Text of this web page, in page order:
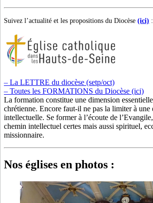
Suivez l’actualité et les propositions du Diocèse (ici) :
– La LETTRE du diocèse (setp/oct)
– Toutes les FORMATIONS du Diocèse (ici)
La formation constitue une dimension
chrétienne. Encore faut-il ne pas la limiter à une
intellectuelle. Se former à l’écoute de
chemin intellectuel certes mais aussi spirituel,
missionnaire.
Nos églises en photos :